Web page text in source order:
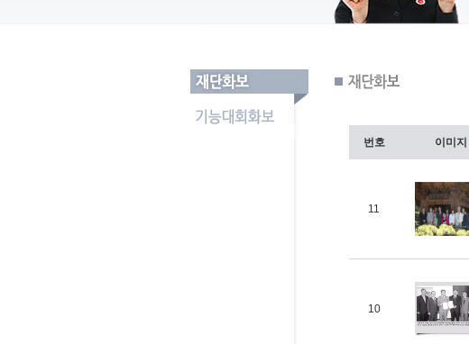
번호 이미지
11
10